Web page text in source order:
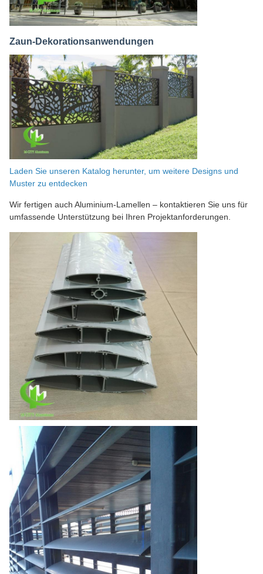
Zaun-Dekorationsanwendungen
Laden Sie unseren Katalog herunter, um weitere Designs und
Muster zu entdecken
Wir fertigen auch Aluminium-Lamellen – kontaktieren Sie uns für
umfassende Unterstützung bei Ihren Projektanforderungen.